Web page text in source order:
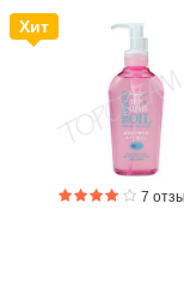
Корейские гели
Корейское
Корейские
Мицеллярная
Пенки для 7
Хит